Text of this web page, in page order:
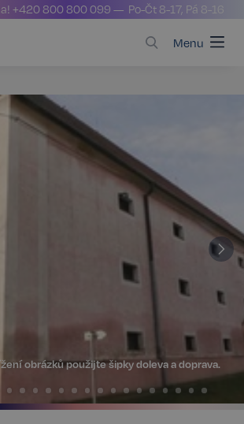
+420 800 800 099 — Po-Čt 8-17, Pá 8-16
Menu
obrázků použijte šipky doleva a doprava.